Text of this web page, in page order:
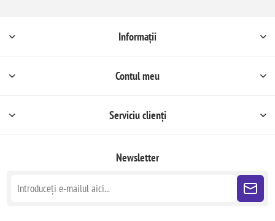
Informații
Contul meu
Serviciu clienți
Newsletter